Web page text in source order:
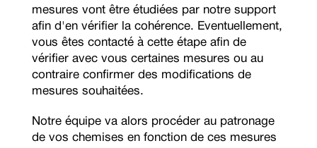
mesures vont être étudiées par notre support
afin d'en vérifier la cohérence. Eventuellement,
vous êtes contacté à cette étape afin de
vérifier avec vous certaines mesures ou au
contraire confirmer des modifications de
mesures souhaitées.
Notre équipe va alors procéder au patronage
de vos chemises en fonction de ces mesures